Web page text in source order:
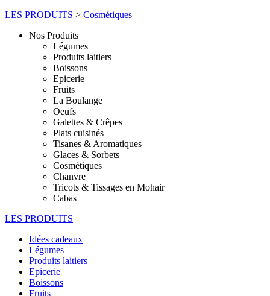
LES PRODUITS > Cosmétiques
Nos Produits
Légumes
Produits laitiers
Boissons
Epicerie
Fruits
La Boulange
Oeufs
Galettes & Crêpes
Plats cuisinés
Tisanes & Aromatiques
Glaces & Sorbets
Cosmétiques
Chanvre
Tricots & Tissages en Mohair
Cabas
LES PRODUITS
Idées cadeaux
Légumes
Produits laitiers
Epicerie
Boissons
Fruits